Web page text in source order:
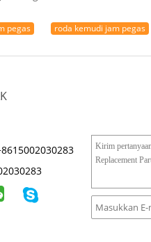
pegas roda kemudi jam pegas